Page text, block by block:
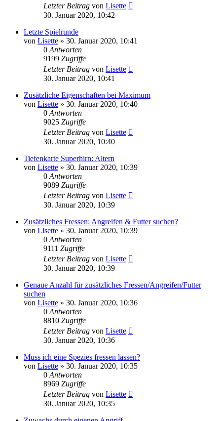
Letzter Beitrag von Lisette
30. Januar 2020, 10:42
Letzte Spielrunde
von Lisette » 30. Januar 2020, 10:41
0 Antworten
9199 Zugriffe
Letzter Beitrag von Lisette
30. Januar 2020, 10:41
Zusätzliche Eigenschaften bei Maximum
von Lisette » 30. Januar 2020, 10:40
0 Antworten
9025 Zugriffe
Letzter Beitrag von Lisette
30. Januar 2020, 10:40
Tiefenkarte Superhirn: Altern
von Lisette » 30. Januar 2020, 10:39
0 Antworten
9089 Zugriffe
Letzter Beitrag von Lisette
30. Januar 2020, 10:39
Zusätzliches Fressen: Angreifen & Futter suchen?
von Lisette » 30. Januar 2020, 10:39
0 Antworten
9111 Zugriffe
Letzter Beitrag von Lisette
30. Januar 2020, 10:39
Genaue Anzahl für zusätzliches Fressen/Angreifen/Futter
suchen
von Lisette » 30. Januar 2020, 10:36
0 Antworten
8810 Zugriffe
Letzter Beitrag von Lisette
30. Januar 2020, 10:36
Muss ich eine Spezies fressen lassen?
von Lisette » 30. Januar 2020, 10:35
0 Antworten
8969 Zugriffe
Letzter Beitrag von Lisette
30. Januar 2020, 10:35